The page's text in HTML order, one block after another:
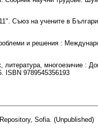
Съюз на учените в
и решения :
литература, многоезичие :
ISBN 9789545356193
Sofia. (Unpublished)